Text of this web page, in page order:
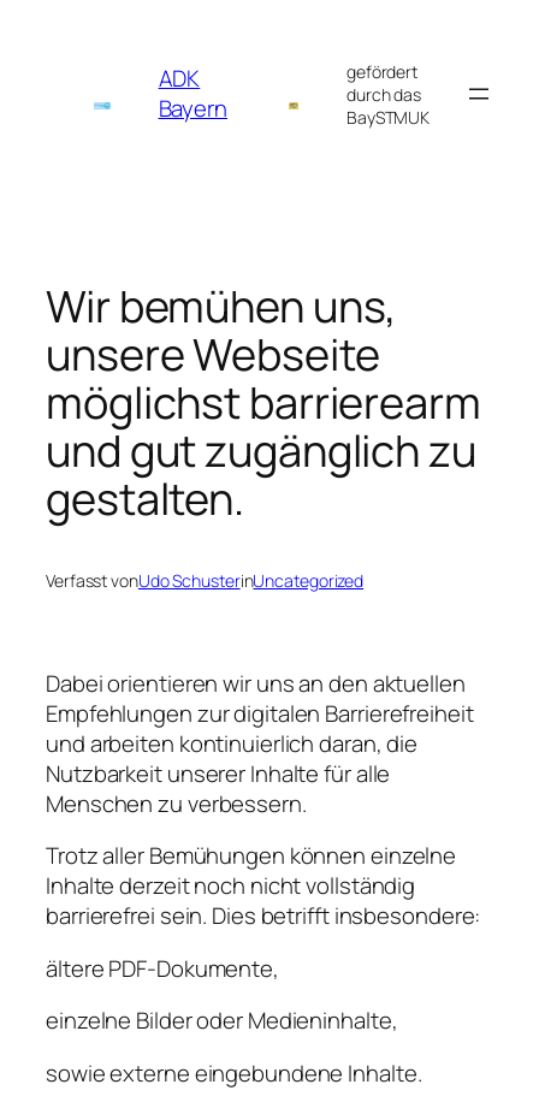
ADK
Bayern
gefördert
durch das
BaySTMUK
Wir bemühen uns,
unsere Webseite
möglichst barrierearm
und gut zugänglich zu
gestalten.
Verfasst vonUdo SchusterinUncategorized
Dabei orientieren wir uns an den aktuellen
Empfehlungen zur digitalen Barrierefreiheit
und arbeiten kontinuierlich daran, die
Nutzbarkeit unserer Inhalte für alle
Menschen zu verbessern.
Trotz aller Bemühungen können einzelne
Inhalte derzeit noch nicht vollständig
barrierefrei sein. Dies betrifft insbesondere:
ältere PDF-Dokumente,
einzelne Bilder oder Medieninhalte,
sowie externe eingebundene Inhalte.